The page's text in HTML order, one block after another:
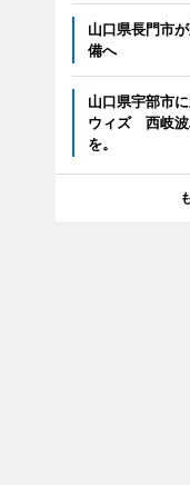
山口県長門市
備へ
山口県宇部市
ウィズ 西岐波
を。